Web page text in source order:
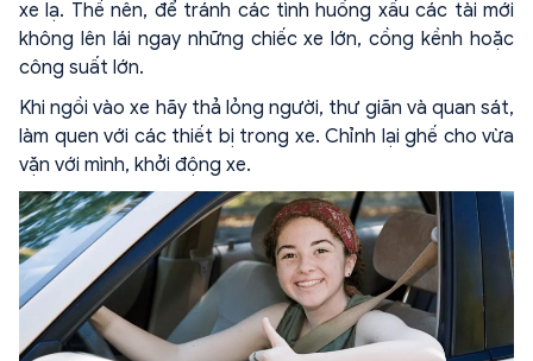
xe lạ. Thế nên, để tránh các tình huống xấu các tài mới
không lên lái ngay những chiếc xe lớn, cồng kềnh hoặc
công suất lớn.
Khi ngồi vào xe hãy thả lỏng người, thư giãn và quan sát,
làm quen với các thiết bị trong xe. Chỉnh lại ghế cho vừa
vặn với mình, khởi động xe.